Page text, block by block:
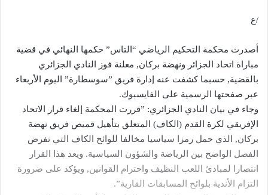
/ع
أصدرت محكمة التحكيم الرياضي “التاس” حكمها النهائي في قضية
مباراة اتحاد الجزائر ونهضة بركان, معلنة فوز النادي الجزائري
بالقضية, حسبما كشفت عنه إدارة فريق ”سوسطارة” اليوم الأربعاء
عبر صفحتها الرسمية على الفايسبوك.
وجاء في بيان النادي الجزائري: ”قررت المحكمة إلغاء قرار الاتحاد
الإفريقي لكرة القدم (الكاف) المتعلق بتأهيل قميص فريق نهضة
بركان, الذي حمل رمزا سياسيا مخالفا للوائح الكاف التي تفرض
الفصل الواضح بين الرياضة والشؤون السياسية. ويعد هذا القرار
انتصارا لمبادئ اللعب النظيف واحترام القوانين, ويؤكد على ضرورة
التزام الأندية بلوائح المسابقات القارية”.